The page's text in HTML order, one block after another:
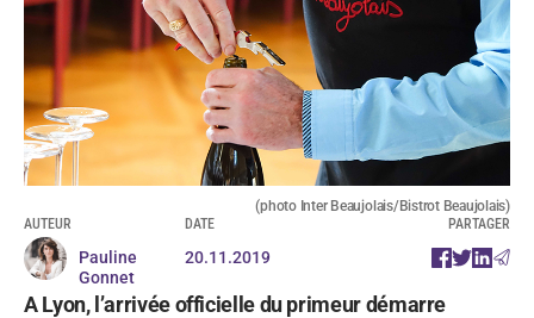
(photo Inter Beaujolais/Bistrot Beaujolais)
AUTEUR
Pauline
Gonnet
DATE
20.11.2019
PARTAGER
A Lyon, l’arrivée officielle du primeur démarre